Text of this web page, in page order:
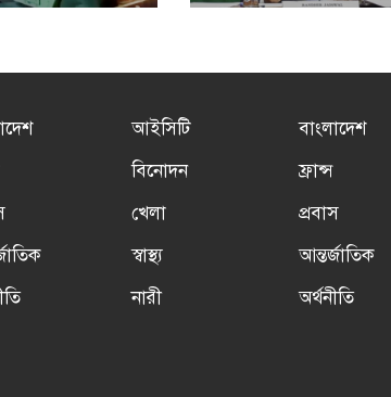
আইসিটি
বিনোদন
খেলা
স্বাস্থ্য
নারী
বাংলাদেশ
ফ্রান্স
প্রবাস
আন্তর্জাতিক
অর্থনীতি